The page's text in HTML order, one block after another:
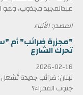
عبدالمجيد مجذوب،
المصدر: الأنباء
"مجزرة ضرائب" أم
تحرك الشارع
2026-02-18
لبنان: ضرائب جديدة تُشعل
جيوب الفقراء؟